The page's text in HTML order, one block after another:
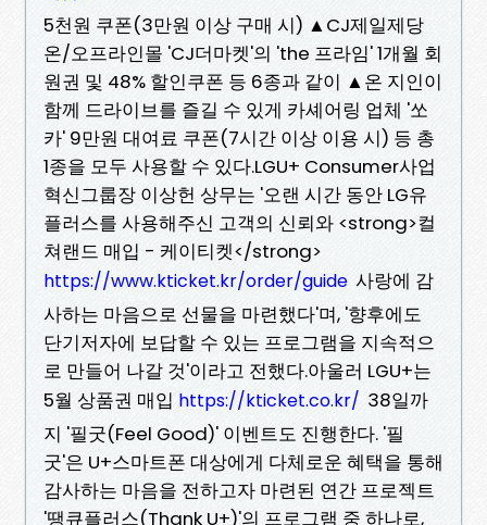
5천원 쿠폰(3만원 이상 구매 시) ▲CJ제일제당
온/오프라인몰 'CJ더마켓'의 'the 프라임' 1개월 회
원권 및 48% 할인쿠폰 등 6종과 같이 ▲온 지인이
함께 드라이브를 즐길 수 있게 카셰어링 업체 '쏘
카' 9만원 대여료 쿠폰(7시간 이상 이용 시) 등 총
1종을 모두 사용할 수 있다.LGU+ Consumer사업
혁신그룹장 이상헌 상무는 '오랜 시간 동안 LG유
플러스를 사용해주신 고객의 신뢰와 <strong>컬
쳐랜드 매입 - 케이티켓</strong>
https://www.kticket.kr/order/guide 사랑에 감
사하는 마음으로 선물을 마련했다'며, '향후에도
단기저자에 보답할 수 있는 프로그램을 지속적으
로 만들어 나갈 것'이라고 전했다.아울러 LGU+는
5월 상품권 매입 https://kticket.co.kr/ 38일까
지 '필굿(Feel Good)' 이벤트도 진행한다. '필
굿'은 U+스마트폰 대상에게 다체로운 혜택을 통해
감사하는 마음을 전하고자 마련된 연간 프로젝트
'땡큐플러스(Thank U+)'의 프로그램 중 하나로,